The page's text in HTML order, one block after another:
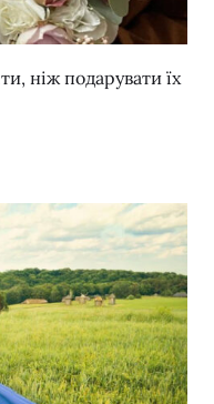
ніж подарувати їх